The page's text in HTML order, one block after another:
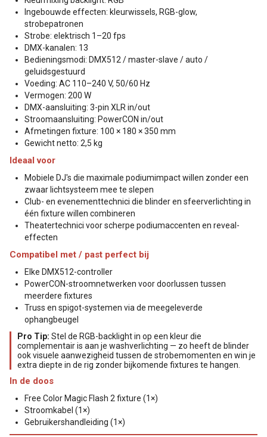
Ingebouwde effecten: kleurwissels, RGB-glow,
strobepatronen
Strobe: elektrisch 1–20 fps
DMX-kanalen: 13
Bedieningsmodi: DMX512 / master-slave / auto /
geluidsgestuurd
Voeding: AC 110–240 V, 50/60 Hz
Vermogen: 200 W
DMX-aansluiting: 3-pin XLR in/out
Stroomaansluiting: PowerCON in/out
Afmetingen fixture: 100 × 180 × 350 mm
Gewicht netto: 2,5 kg
Ideaal voor
Mobiele DJ's die maximale podiumimpact willen zonder een
zwaar lichtsysteem mee te slepen
Club- en evenementtechnici die blinder en sfeerverlichting in
één fixture willen combineren
Theatertechnici voor scherpe podiumaccenten en reveal-
effecten
Compatibel met / past perfect bij
Elke DMX512-controller
PowerCON-stroomnetwerken voor doorlussen tussen
meerdere fixtures
Truss en spigot-systemen via de meegeleverde
ophangbeugel
Pro Tip: Stel de RGB-backlight in op een kleur die
complementair is aan je washverlichting — zo heeft de blinder
ook visuele aanwezigheid tussen de strobemomenten en win je
extra diepte in de rig zonder bijkomende fixtures te hangen.
In de doos
Free Color Magic Flash 2 fixture (1×)
Stroomkabel (1×)
Gebruikershandleiding (1×)